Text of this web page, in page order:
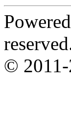
© 2011-